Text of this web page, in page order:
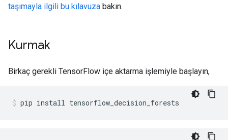
taşımayla ilgili bu kılavuza bakın.
Kurmak
Birkaç gerekli TensorFlow içe aktarma işlemiyle başlayın,
pip install tensorflow_decision_forests